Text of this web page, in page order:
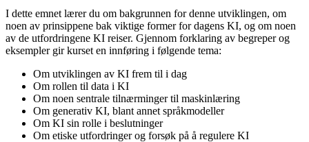
I dette emnet lærer du om bakgrunnen for denne utviklingen, om
noen av prinsippene bak viktige former for dagens KI, og om noen
av de utfordringene KI reiser. Gjennom forklaring av begreper og
eksempler gir kurset en innføring i følgende tema:
Om utviklingen av KI frem til i dag
Om rollen til data i KI
Om noen sentrale tilnærminger til maskinlæring
Om generativ KI, blant annet språkmodeller
Om KI sin rolle i beslutninger
Om etiske utfordringer og forsøk på å regulere KI